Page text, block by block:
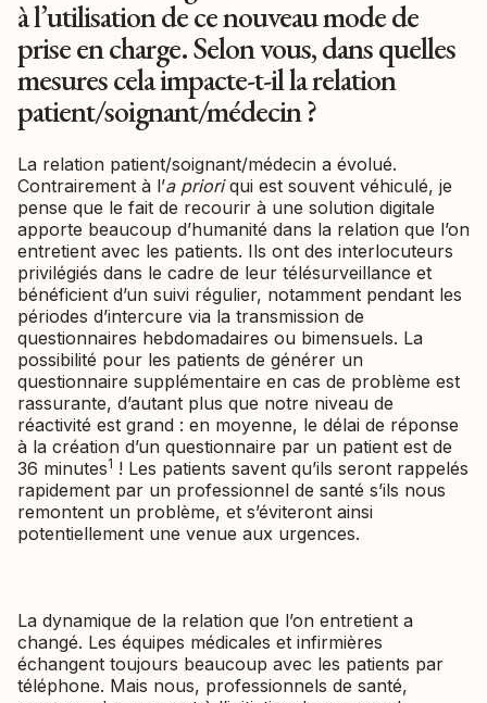
à l’utilisation de ce nouveau mode de
prise en charge. Selon vous, dans quelles
mesures cela impacte-t-il la relation
patient/soignant/médecin ?
La relation patient/soignant/médecin a évolué.
Contrairement à l’a prioriqui est souvent véhiculé, je
pense que le fait de recourir à une solution digitale
apporte beaucoup d’humanité dans la relation que l’on
entretient avec les patients. Ils ont des interlocuteurs
privilégiés dans le cadre de leur télésurveillance et
bénéficient d’un suivi régulier, notamment pendant les
périodes d’intercure via la transmission de
questionnaires hebdomadaires ou bimensuels. La
possibilité pour les patients de générer un
questionnaire supplémentaire en cas de problème est
rassurante, d’autant plus que notre niveau de
réactivité est grand : en moyenne, le délai de réponse
à la création d’un questionnaire par un patient est de
36 minutes1 ! Les patients savent qu’ils seront rappelés
rapidement par un professionnel de santé s’ils nous
remontent un problème, et s’éviteront ainsi
potentiellement une venue aux urgences.
La dynamique de la relation que l’on entretient a
changé. Les équipes médicales et infirmières
échangent toujours beaucoup avec les patients par
téléphone. Mais nous, professionnels de santé,